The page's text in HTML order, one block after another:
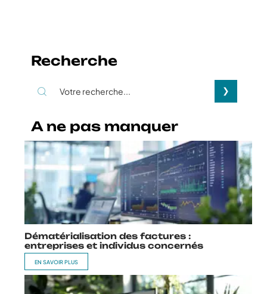
Recherche
A ne pas manquer
Dématérialisation des factures :
entreprises et individus concernés
EN SAVOIR PLUS